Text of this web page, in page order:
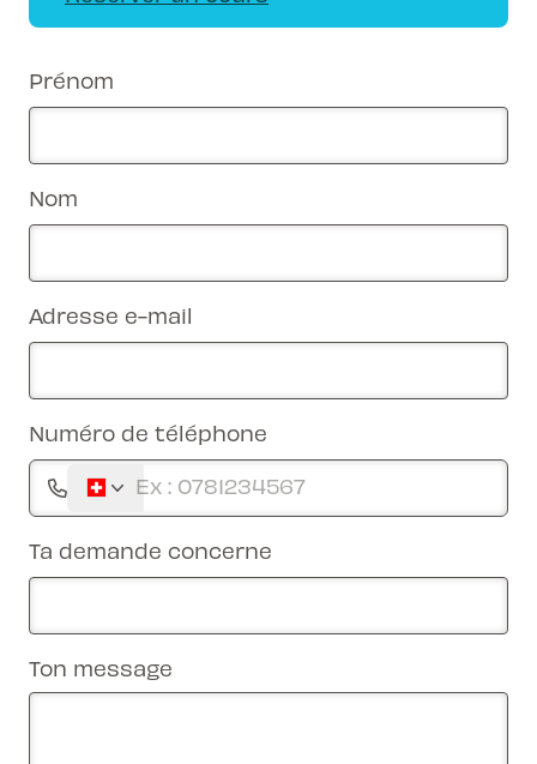
Prénom
Nom
Adresse e-mail
Numéro de téléphone
Ta demande concerne
Ton message